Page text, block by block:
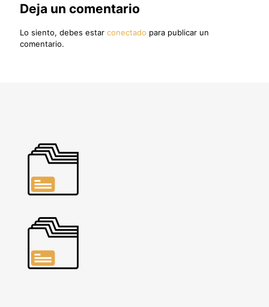
Deja un comentario
Lo siento, debes estar conectado para publicar un
comentario.